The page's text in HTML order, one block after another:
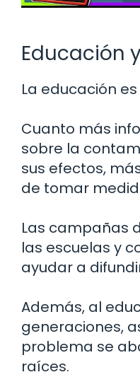
Educación
La educación
Cuanto más
sobre la
sus efectos,
de tomar
Las campañas
las escuelas y
ayudar a
Además, al
generaciones,
problema se
raíces.